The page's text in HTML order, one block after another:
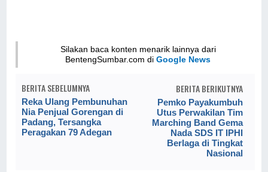
Silakan baca konten menarik lainnya dari
BentengSumbar.com diGoogle News
BERITA SEBELUMNYA
Reka Ulang Pembunuhan
Nia Penjual Gorengan di
Padang, Tersangka
Peragakan 79 Adegan
BERITA BERIKUTNYA
Pemko Payakumbuh
Utus Perwakilan Tim
Marching Band Gema
Nada SDS IT IPHI
Berlaga di Tingkat
Nasional